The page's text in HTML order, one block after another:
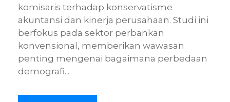
komisaris terhadap konservatisme
akuntansi dan kinerja perusahaan. Studi ini
berfokus pada sektor perbankan
konvensional, memberikan wawasan
penting mengenai bagaimana perbedaan
demografi...